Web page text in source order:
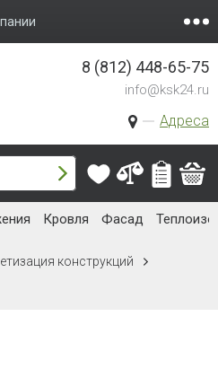
Адреса
8 (812) 448-65-75
info@ksk24.ru
Кровля Фасад
конструкций